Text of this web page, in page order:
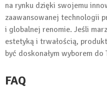
na rynku dzięki swojemu
zaawansowanej technologii
i globalnej renomie. Jeśli
estetyką i trwałością,
być doskonałym wyborem
FAQ